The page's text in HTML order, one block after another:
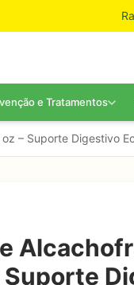
e Tratamentos
– Suporte Digestivo
Suporte